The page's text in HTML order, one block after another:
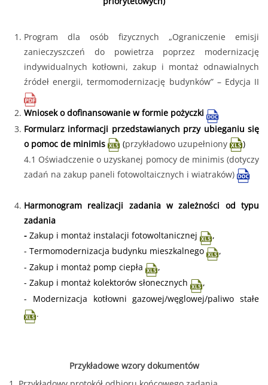
Program dla osób fizycznych „Ograniczenie emisji
zanieczyszczeń do powietrza poprzez modernizację
indywidualnych kotłowni, zakup i montaż odnawialnych
źródeł energii, termomodernizację budynków” – Edycja II
Wniosek o dofinansowanie w formie pożyczki
Formularz informacji przedstawianych przy ubieganiu się
o pomoc de minimis
(przykładowo uzupełniony
)
4.1 Oświadczenie o uzyskanej pomocy de minimis (dotyczy
zadań na zakup paneli fotowoltaicznych i wiatraków)
Harmonogram realizacji zadania w zależności od typu
zadania
- Zakup i montaż instalacji fotowoltanicznej
,
- Termomodernizacja budynku mieszkalnego
,
- Zakup i montaż pomp ciepła
,
- Zakup i montaż kolektorów słonecznych
,
- Modernizacja kotłowni gazowej/węglowej/paliwo stałe
.
Przykładowe wzory dokumentów